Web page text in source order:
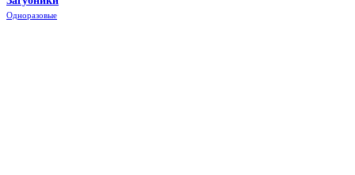
Одноразовые